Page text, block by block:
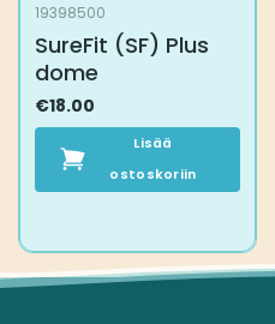
19398500
SureFit (SF) Plus
dome
€18.00
Lisää
ostoskoriin